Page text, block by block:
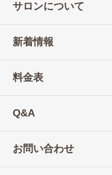
サロンについて
新着情報
料金表
Q&A
お問い合わせ